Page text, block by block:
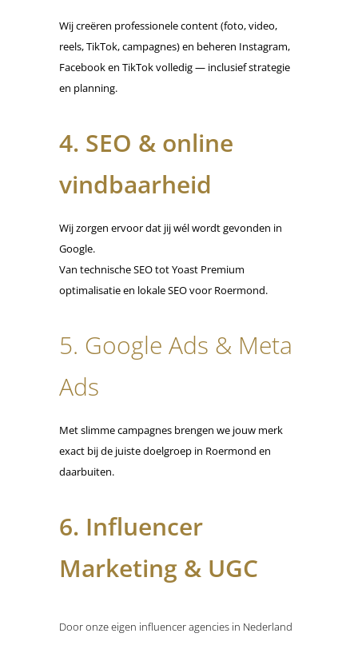
Wij creëren professionele content (foto, video,
reels, TikTok, campagnes) en beheren Instagram,
Facebook en TikTok volledig — inclusief strategie
en planning.
4. SEO & online
vindbaarheid
Wij zorgen ervoor dat jij wél wordt gevonden in
Google.
Van technische SEO tot Yoast Premium
optimalisatie en lokale SEO voor Roermond.
5. Google Ads & Meta
Ads
Met slimme campagnes brengen we jouw merk
exact bij de juiste doelgroep in Roermond en
daarbuiten.
6. Influencer
Marketing & UGC
Door onze eigen influencer agencies in Nederland